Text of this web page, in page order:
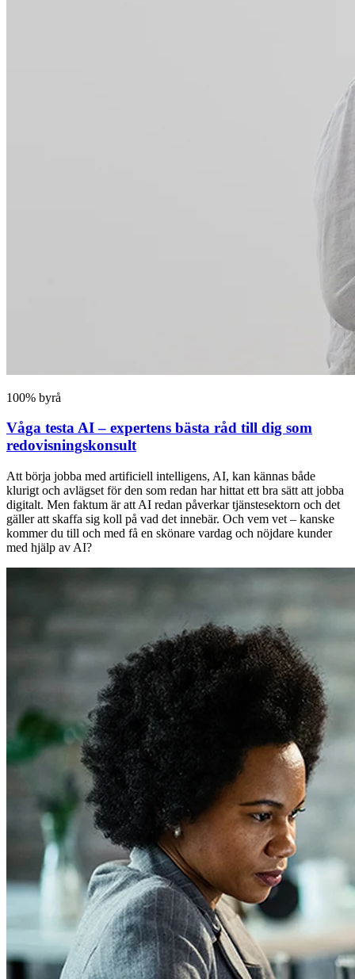
100% byrå
Våga testa AI – expertens bästa råd till dig som
redovisningskonsult
Att börja jobba med artificiell intelligens, AI, kan kännas både
klurigt och avlägset för den som redan har hittat ett bra sätt att jobba
digitalt. Men faktum är att AI redan påverkar tjänstesektorn och det
gäller att skaffa sig koll på vad det innebär. Och vem vet – kanske
kommer du till och med få en skönare vardag och nöjdare kunder
med hjälp av AI?